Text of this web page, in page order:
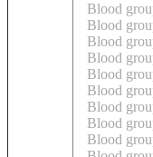
Blood
Blood
Blood
Blood
Blood
Blood
Blood
Blood
Blood